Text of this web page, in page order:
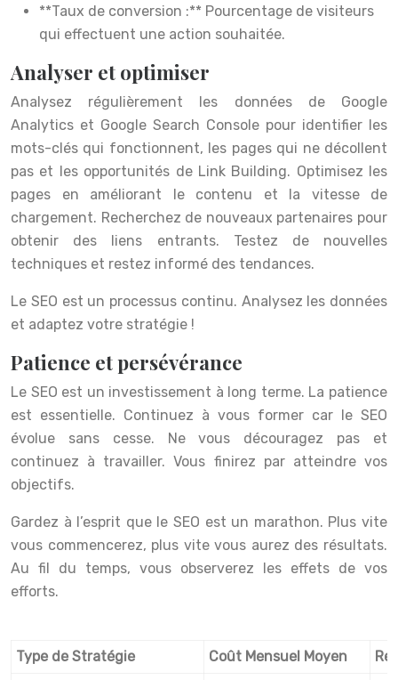
**Taux de conversion :** Pourcentage de visiteurs
qui effectuent une action souhaitée.
Analyser et optimiser
Analysez régulièrement les données de Google
Analytics et Google Search Console pour identifier les
mots-clés qui fonctionnent, les pages qui ne décollent
pas et les opportunités de Link Building. Optimisez les
pages en améliorant le contenu et la vitesse de
chargement. Recherchez de nouveaux partenaires pour
obtenir des liens entrants. Testez de nouvelles
techniques et restez informé des tendances.
Le SEO est un processus continu. Analysez les données
et adaptez votre stratégie !
Patience et persévérance
Le SEO est un investissement à long terme. La patience
est essentielle. Continuez à vous former car le SEO
évolue sans cesse. Ne vous découragez pas et
continuez à travailler. Vous finirez par atteindre vos
objectifs.
Gardez à l’esprit que le SEO est un marathon. Plus vite
vous commencerez, plus vite vous aurez des résultats.
Au fil du temps, vous observerez les effets de vos
efforts.
Type de Stratégie Coût Mensuel Moyen